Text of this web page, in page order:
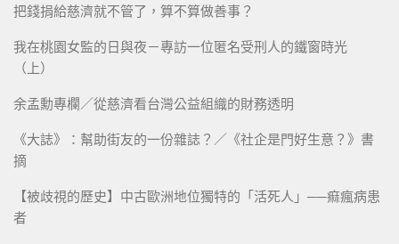
把錢捐給慈濟就不管了，算不算做善事？
我在桃園女監的日與夜－專訪一位匿名受刑人的鐵窗時光
（上）
余孟勳專欄／從慈濟看台灣公益組織的財務透明
《大誌》：幫助街友的一份雜誌？／《社企是門好生意？》書
摘
【被歧視的歷史】中古歐洲地位獨特的「活死人」──痲瘋病患
者